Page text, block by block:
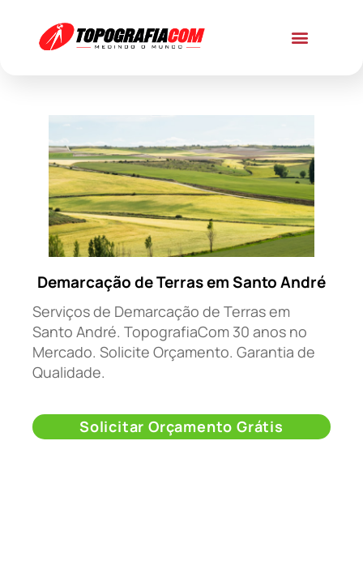
Demarcação de Terras em Santo André
Serviços de Demarcação de Terras em
Santo André. TopografiaCom 30 anos no
Mercado. Solicite Orçamento. Garantia de
Qualidade.
Solicitar Orçamento Grátis